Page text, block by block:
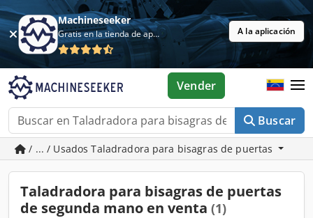
Machineseeker
Gratis en la tienda de aplicaciones A la aplicación
Buscar
Vender
/ ... / Usados Taladradora para bisagras de puertas
Taladradora para bisagras de puertas
de segunda mano en venta (1)